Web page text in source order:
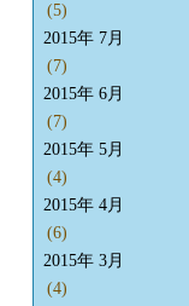
(5)
2015年 7月
(7)
2015年 6月
(7)
2015年 5月
(4)
2015年 4月
(6)
2015年 3月
(4)